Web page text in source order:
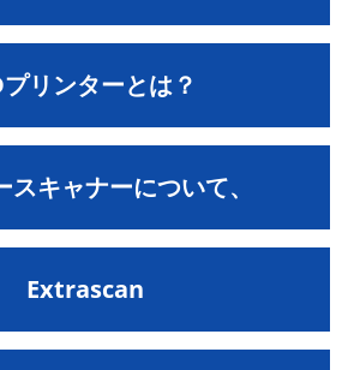
リンターとは？
スキャナーについて、
Extrascan